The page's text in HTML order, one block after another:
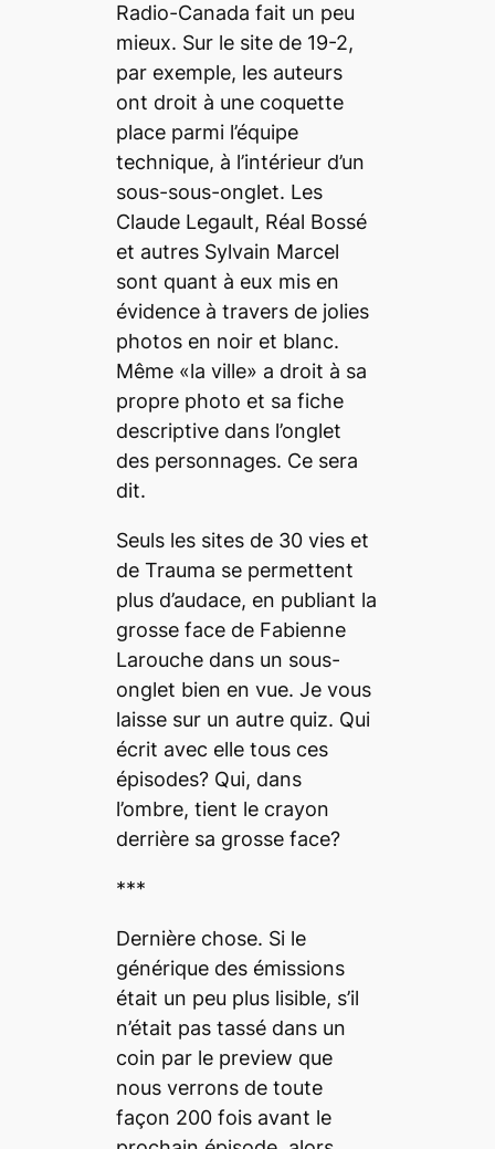
Radio-Canada fait un peu
mieux. Sur le site de 19-2,
par exemple, les auteurs
ont droit à une coquette
place parmi l’équipe
technique, à l’intérieur d’un
sous-sous-onglet. Les
Claude Legault, Réal Bossé
et autres Sylvain Marcel
sont quant à eux mis en
évidence à travers de jolies
photos en noir et blanc.
Même «la ville» a droit à sa
propre photo et sa fiche
descriptive dans l’onglet
des personnages. Ce sera
dit.
Seuls les sites de 30 vieset
de Trauma se permettent
plus d’audace, en publiant la
grosse face de Fabienne
Larouche dans un sous-
onglet bien en vue. Je vous
laisse sur un autre quiz. Qui
écrit avec elle tous ces
épisodes? Qui, dans
l’ombre, tient le crayon
derrière sa grosse face?
***
Dernière chose. Si le
générique des émissions
était un peu plus lisible, s’il
n’était pas tassé dans un
coin par le preview que
nous verrons de toute
façon 200 fois avant le